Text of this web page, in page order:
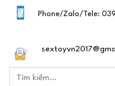
Phone/Zalo/Tele: